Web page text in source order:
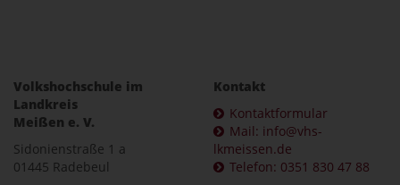
Volkshochschule im
Landkreis
Meißen e. V.
Sidonienstraße 1 a
01445 Radebeul
Kontakt
Kontaktformular
Mail: info@vhs-
lkmeissen.de
Telefon: 0351 830 47 88